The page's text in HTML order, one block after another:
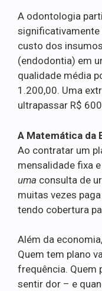
A odontologia
custo dos
(endodontia) em
qualidade média
1.200,00. Uma
ultrapassar R$
A Matemática da
Ao contratar um
mensalidade fixa
uma consulta de
muitas vezes paga
tendo cobertura
Além da
Quem tem plano
frequência. Quem
sentir dor – e